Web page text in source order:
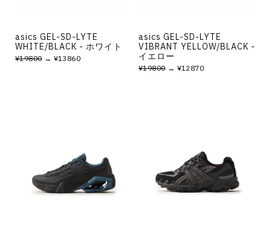
asics GEL-SD-LYTE
WHITE/BLACK - ホワイト
¥19800→ ¥13860
asics GEL-SD-LYTE
VIBRANT YELLOW/BLACK -
イエロー
¥19800→ ¥12870